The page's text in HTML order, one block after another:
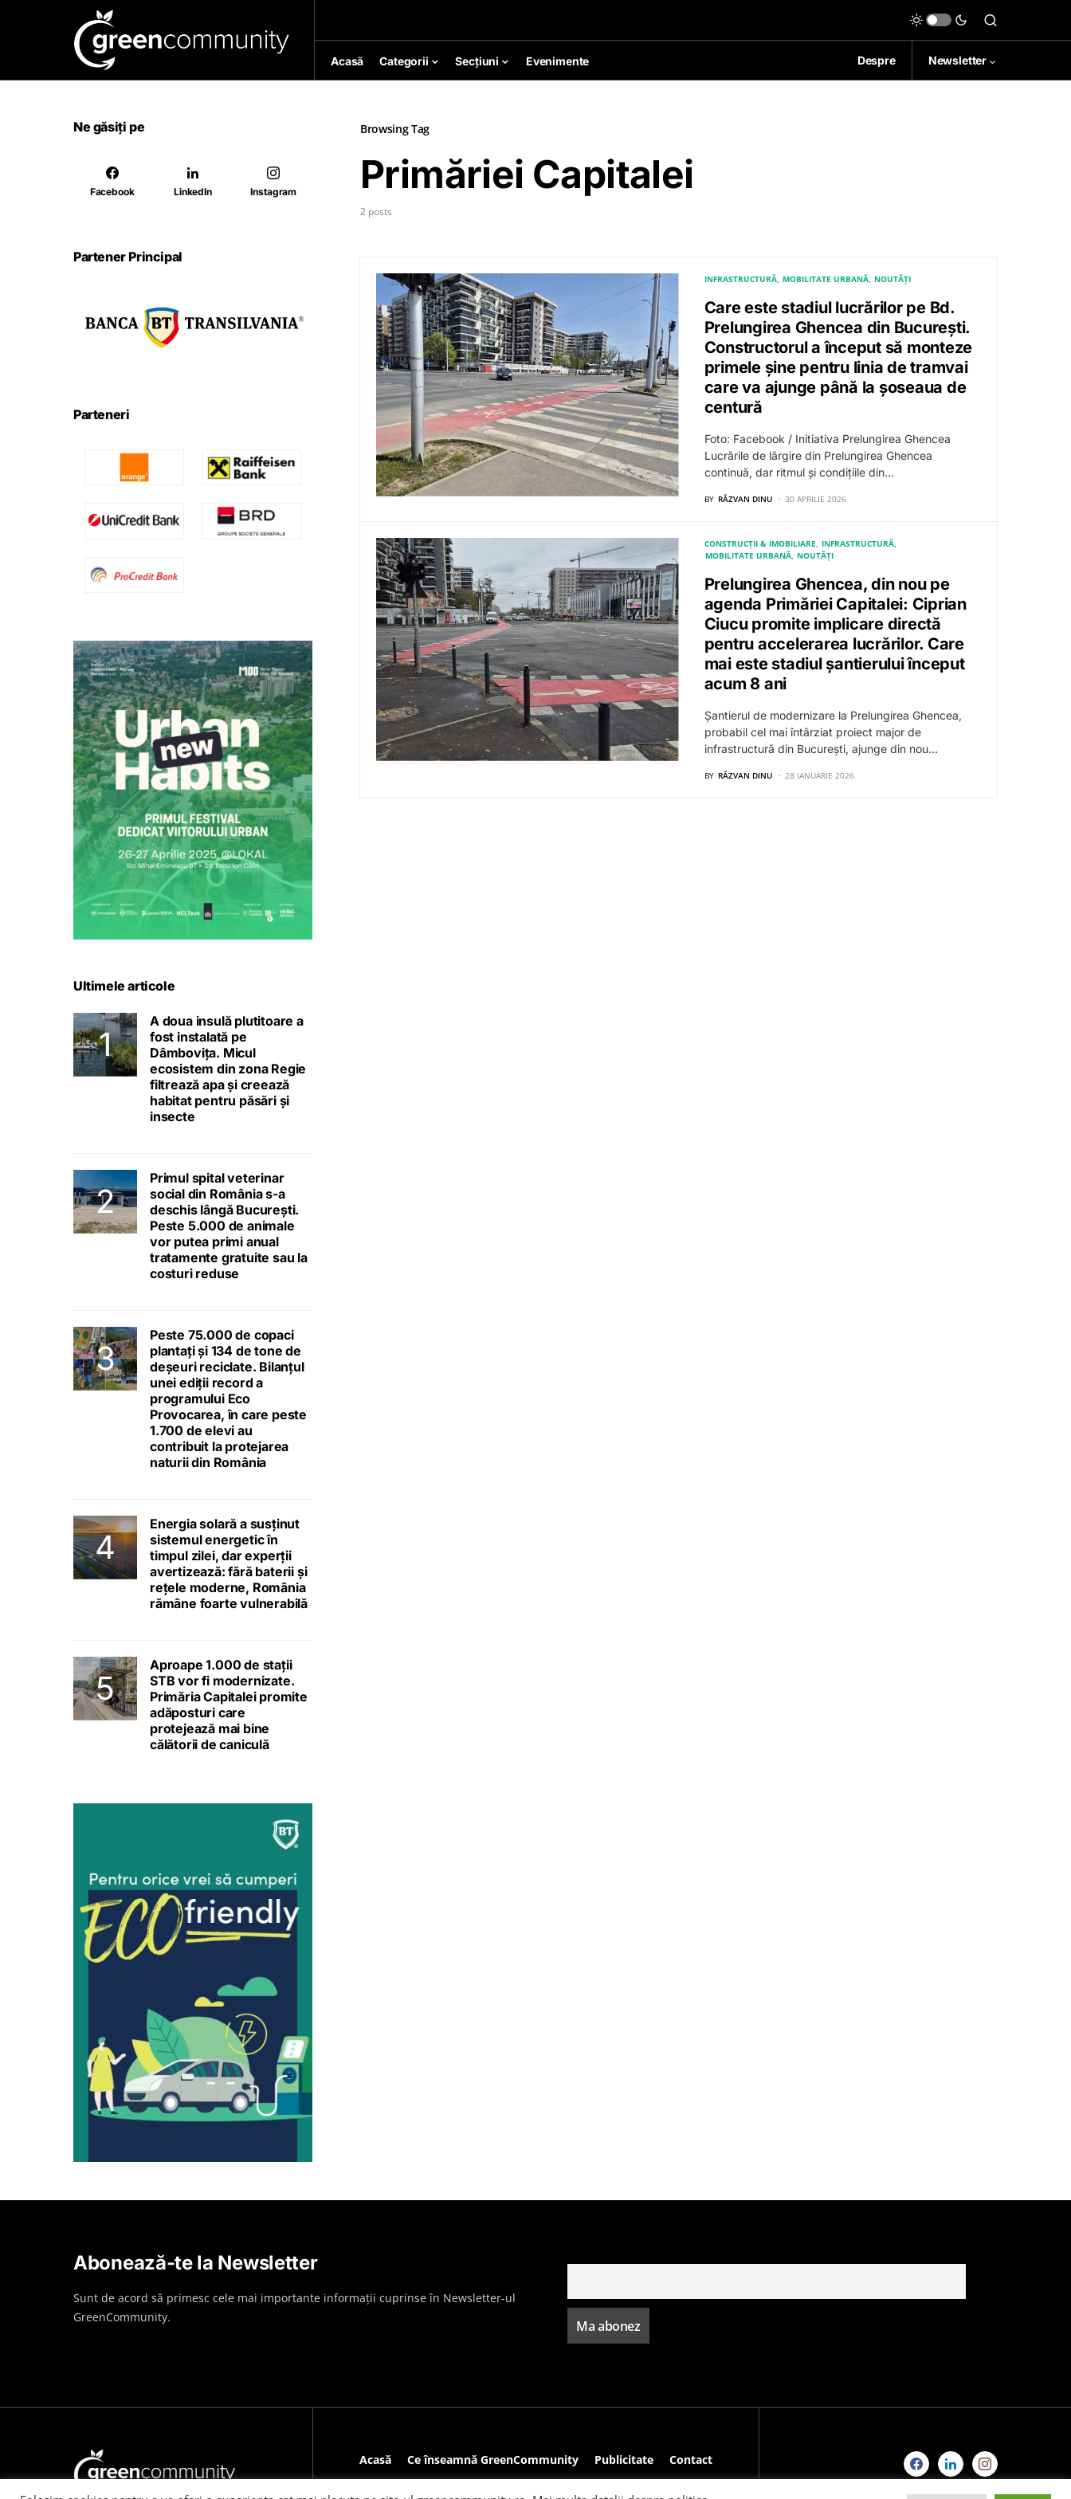
Acasă Categorii Secțiuni Evenimente Despre Newsletter
Browsing Tag
Primăriei Capitalei
2 posts
INFRASTRUCTURĂ MOBILITATE URBANĂ NOUTĂȚI
Care este stadiul lucrărilor pe Bd.
Prelungirea Ghencea din București.
Constructorul a început să monteze
primele șine pentru linia de tramvai
care va ajunge până la șoseaua de
centură
Foto: Facebook / Initiativa Prelungirea Ghencea
Lucrările de lărgire din Prelungirea Ghencea
continuă, dar ritmul și condițiile din…
BY RĂZVAN DINU 30 APRILIE 2026
CONSTRUCȚII & IMOBILIARE INFRASTRUCTURĂ
MOBILITATE URBANĂ NOUTĂȚI
Prelungirea Ghencea, din nou pe
agenda Primăriei Capitalei: Ciprian
Ciucu promite implicare directă
pentru accelerarea lucrărilor. Care
mai este stadiul șantierului început
acum 8 ani
Șantierul de modernizare la Prelungirea Ghencea,
probabil cel mai întârziat proiect major de
infrastructură din București, ajunge din nou…
BY RĂZVAN DINU 28 IANUARIE 2026
Ne găsiți pe
Facebook LinkedIn Instagram
Partener Principal
Parteneri
Ultimele articole
A doua insulă plutitoare a
fost instalată pe
Dâmbovița. Micul
ecosistem din zona Regie
filtrează apa și creează
habitat pentru păsări și
insecte
Primul spital veterinar
social din România s-a
deschis lângă București.
Peste 5.000 de animale
vor putea primi anual
tratamente gratuite sau la
costuri reduse
Peste 75.000 de copaci
plantați și 134 de tone de
deșeuri reciclate. Bilanțul
unei ediții record a
programului Eco
Provocarea, în care peste
1.700 de elevi au
contribuit la protejarea
naturii din România
Energia solară a susținut
sistemul energetic în
timpul zilei, dar experții
avertizează: fără baterii și
rețele moderne, România
rămâne foarte vulnerabilă
Aproape 1.000 de stații
STB vor fi modernizate.
Primăria Capitalei promite
adăposturi care
protejează mai bine
călătorii de caniculă
Abonează-te la Newsletter
Sunt de acord să primesc cele mai importante informații cuprinse în Newsletter-ul
GreenCommunity.
Acasă Ce înseamnă GreenCommunity Publicitate Contact